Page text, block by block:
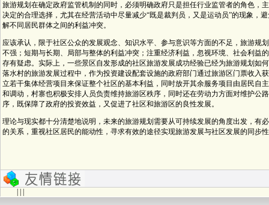
旅游规划在确定政府监管机制的同时，必须明确政府只是担任行业监管者的角色，
决定的合理选择，尤其在经营活动中尽量减少“既是裁判员，又是运动员”的现象，
解不同居民群体之间的利益冲突。
应该承认，限于社区公众的发展观念、知识水平、参与意识等方面的不足，旅游规
不强；短期与长期、局部与整体的利益冲突；注重经济利益，忽视环境、社会利益
存有疑虑。实际上，一些景区自发形成的社区旅游发展成功经验已经为旅游规划
落水村的旅游发展过程中，作为投资建设配套设施的政府部门通过旅游区门票收入
立若干集体经营项目来保证整个社区的基本利益，同时放开其余服务项目由居民自
和调动，村寨也积极安排人员负责维持旅游区秩序，同时还在劳动力方面对维护公
序，既保障了政府的投资效益，又促进了社区和旅游区的良性发展。
理论与现实都十分清楚地说明，未来的旅游规划需要从可持续发展的角度出发，有
的关系，重视社区居民的能动性，寻求有效的途径实现旅游发展与社区发展的同步